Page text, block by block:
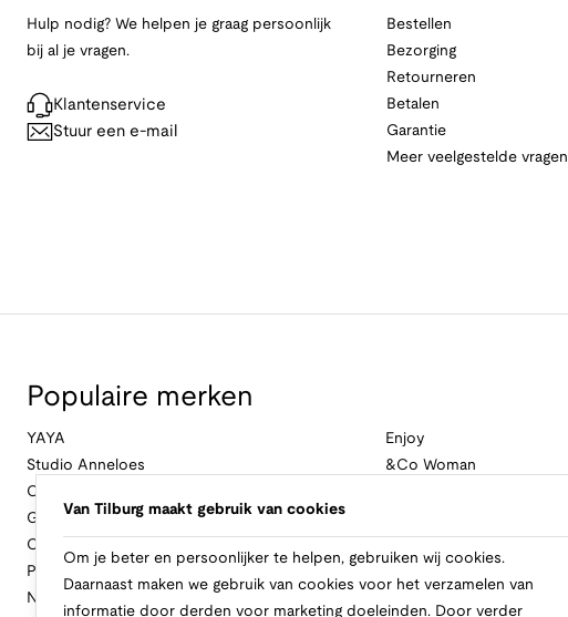
Hulp nodig? We helpen je graag persoonlijk
bij al je vragen.
Klantenservice
Stuur een e-mail
Bestellen
Bezorging
Retourneren
Betalen
Garantie
Meer veelgestelde vragen
Populaire merken
YAYA
Studio Anneloes
Cambio
Geisha
Cast Iron
Profuomo
No Excess
Enjoy
&Co Woman
Van Tilburg maakt gebruik van cookies
Om je beter en persoonlijker te helpen, gebruiken wij cookies.
Daarnaast maken we gebruik van cookies voor het verzamelen van
informatie door derden voor marketing doeleinden. Door verder